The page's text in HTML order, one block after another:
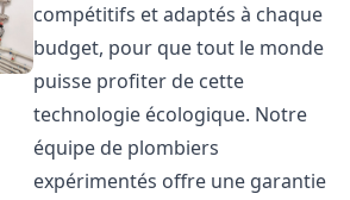
compétitifs et adaptés à chaque
budget, pour que tout le monde
puisse profiter de cette
technologie écologique. Notre
équipe de plombiers
expérimentés offre une garantie